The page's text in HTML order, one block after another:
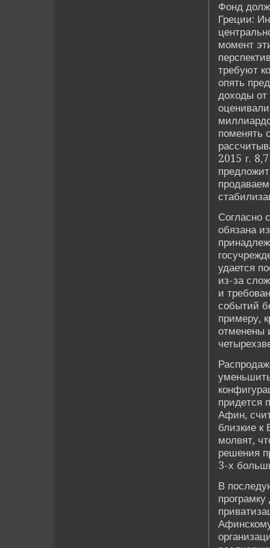
Фонд
Греции:
момент
требуют
опять
доходы от
поменять
2015 г.
Согласно
обязана
удается
из-за
и
событий
примеру,
отменены
приде­тся
Афин,
близкие к
молвят,
решения
3-х
В